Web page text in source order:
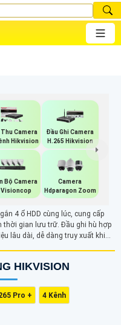
Camera
Hikvision
Đầu Ghi Camera
H.265 Hikvision
Bộ Camera
Visioncop
Camera
Hdparagon Zoom
4 ổ HDD cùng lúc, cung cấp
thời gian lưu trữ. Đầu ghi hù hợp
lâu dài, dễ dàng truy xuất khi
HIKVISION
Pro + 4 Kênh